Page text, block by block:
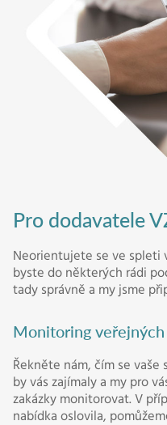
Pro dodavatele
Neorientujete se ve spleti
byste do některých rádi
tady správně a my jsme
Monitoring veřejných
Řekněte nám, čím se vaše
by vás zajímaly a my pro
zakázky monitorovat. V
nabídka oslovila,